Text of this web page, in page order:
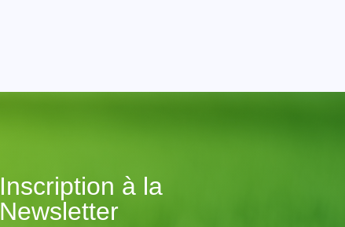
Inscription à la
Newsletter